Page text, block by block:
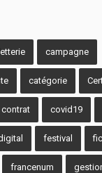
campagne
catégorie
contrat covid19
festival
francenum